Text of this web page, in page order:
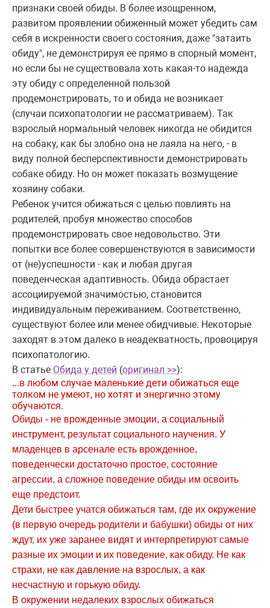
признаки своей обиды. В более изощренном,
развитом проявлении обиженный может убедить сам
себя в искренности своего состояния, даже "затаить
обиду", не демонстрируя ее прямо в спорный момент,
но если бы не существовала хоть какая-то надежда
эту обиду с определенной пользой
продемонстрировать, то и обида не возникает
(случаи психопатологии не рассматриваем). Так
взрослый нормальный человек никогда не обидится
на собаку, как бы злобно она не лаяла на него, - в
виду полной бесперспективности демонстрировать
собаке обиду. Но он может показать возмущение
хозяину собаки.
Ребенок учится обижаться с целью повлиять на
родителей, пробуя множество способов
продемонстрировать свое недовольство. Эти
попытки все более совершенствуются в зависимости
от (не)успешности - как и любая другая
поведенческая адаптивность. Обида обрастает
ассоциируемой значимостью, становится
индивидуальным переживанием. Соответственно,
существуют более или менее обидчивые. Некоторые
заходят в этом далеко в неадекватность, провоцируя
психопатологию.
В статье Обида у детей (оригинал >>):
...в любом случае маленькие дети обижаться еще
толком не умеют, но хотят и энергично этому
обучаются.
Обиды - не врожденные эмоции, а социальный
инструмент, результат социального научения. У
младенцев в арсенале есть врожденное,
поведенчески достаточно простое, состояние
агрессии, а сложное поведение обиды им освоить
еще предстоит.
Дети быстрее учатся обижаться там, где их окружение
(в первую очередь родители и бабушки) обиды от них
ждут, их уже заранее видят и интерпретируют самые
разные их эмоции и их поведение, как обиду. Не как
страхи, не как давление на взрослых, а как
несчастную и горькую обиду.
В окружении недалеких взрослых обижаться